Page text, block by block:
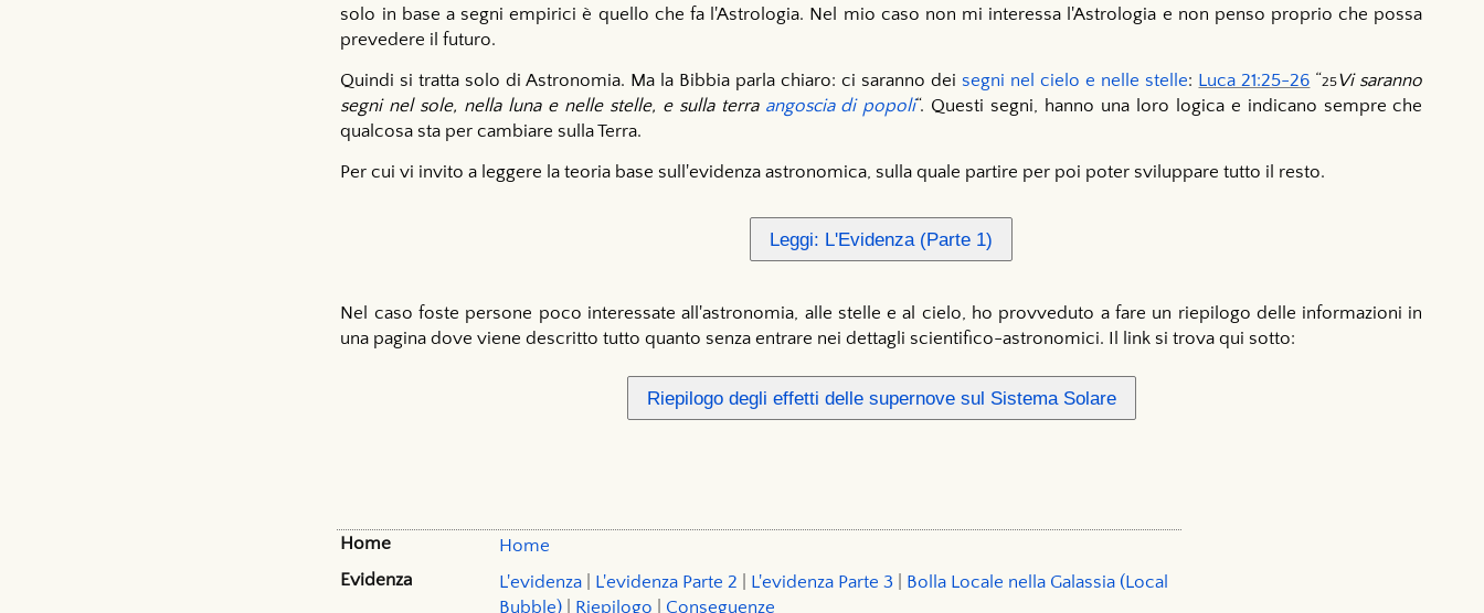
solo in base a segni empirici è quello che fa l'Astrologia. Nel mio caso non mi interessa l'Astrologia e non penso proprio che possa
prevedere il futuro.
Quindi si tratta solo di Astronomia. Ma la Bibbia parla chiaro: ci saranno dei segni nel cielo e nelle stelle: Luca 21:25-26 “25Vi saranno
segni nel sole, nella luna e nelle stelle, e sulla terra angoscia di popoli“. Questi segni, hanno una loro logica e indicano sempre che
qualcosa sta per cambiare sulla Terra.
Per cui vi invito a leggere la teoria base sull'evidenza astronomica, sulla quale partire per poi poter sviluppare tutto il resto.
Leggi: L'Evidenza (Parte 1)
Nel caso foste persone poco interessate all'astronomia, alle stelle e al cielo, ho provveduto a fare un riepilogo delle informazioni in
una pagina dove viene descritto tutto quanto senza entrare nei dettagli scientifico-astronomici. Il link si trova qui sotto:
Riepilogo degli effetti delle supernove sul Sistema Solare
Home
Home
Evidenza
L'evidenza L'evidenza Parte 2 L'evidenza Parte 3
Bolla Locale nella Galassia (Local
Bubble)
Riepilogo Conseguenze